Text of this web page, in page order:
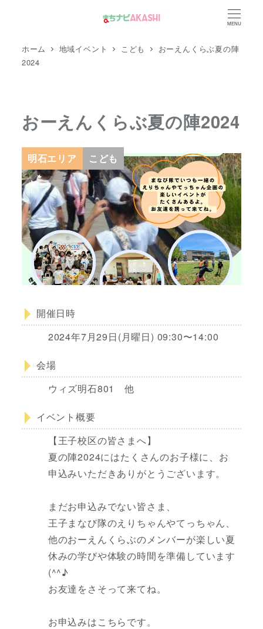
MENU
ホーム 地域イベント こども
おーえんくらぶ夏の陣
2024
おーえんくらぶ夏の陣2024
明石エリア こども
開催日時
2024年7月29日(月曜日) 09:30〜14:00
会場
ウィズ明石801 他
イベント概要
【王子校区の皆さまへ】
夏の陣2024にはたくさんのお子様に、お
申込みいただきありがとうございます。
まだお申込みでない皆さま、
王子まなび隊のえりちゃんやてっちゃん、
他のおーえんくらぶのメンバーが楽しい夏
休みの学びや体験の時間を準備しています
(^^♪
お友達をさそって来てね。
お申込みはこちらです。